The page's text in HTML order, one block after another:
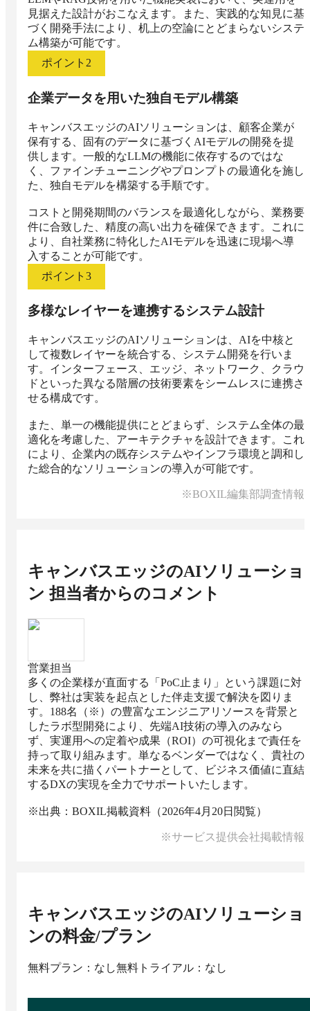
見据えた設計がおこなえます。また、実践的な知見に基
づく開発手法により、机上の空論にとどまらないシステ
ム構築が可能です。
ポイント 2
企業データを用いた独自モデル構築
キャンバスエッジのAIソリューションは、顧客企業が
保有する、固有のデータに基づくAIモデルの開発を提
供します。一般的なLLMの機能に依存するのではな
く、ファインチューニングやプロンプトの最適化を施し
た、独自モデルを構築する手順です。
コストと開発期間のバランスを最適化しながら、業務要
件に合致した、精度の高い出力を確保できます。これに
より、自社業務に特化したAIモデルを迅速に現場へ導
入することが可能です。
ポイント 3
多様なレイヤーを連携するシステム設計
キャンバスエッジのAIソリューションは、AIを中核と
して複数レイヤーを統合する、システム開発を行いま
す。インターフェース、エッジ、ネットワーク、クラウ
ドといった異なる階層の技術要素をシームレスに連携さ
せる構成です。
また、単一の機能提供にとどまらず、システム全体の最
適化を考慮した、アーキテクチャを設計できます。これ
により、企業内の既存システムやインフラ環境と調和し
た総合的なソリューションの導入が可能です。
※BOXIL編集部調査情報
キャンバスエッジのAIソリューショ
ン 担当者からのコメント
営業担当
多くの企業様が直面する「PoC止まり」という課題に対
し、弊社は実装を起点とした伴走支援で解決を図りま
す。188名（※）の豊富なエンジニアリソースを背景と
したラボ型開発により、先端AI技術の導入のみなら
ず、実運用への定着や成果（ROI）の可視化まで責任を
持って取り組みます。単なるベンダーではなく、貴社の
未来を共に描くパートナーとして、ビジネス価値に直結
するDXの実現を全力でサポートいたします。
※出典：BOXIL掲載資料（2026年4月20日閲覧）
※サービス提供会社掲載情報
キャンバスエッジのAIソリューショ
ンの料金/プラン
無料プラン：なし無料トライアル：なし